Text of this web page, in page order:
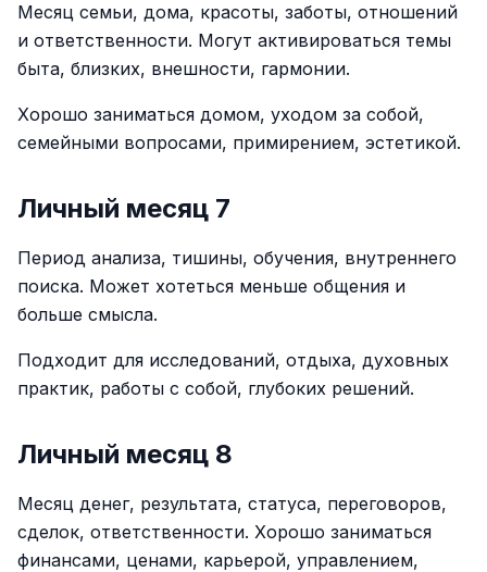
Месяц семьи, дома, красоты, заботы, отношений
и ответственности. Могут активироваться темы
быта, близких, внешности, гармонии.
Хорошо заниматься домом, уходом за собой,
семейными вопросами, примирением, эстетикой.
Личный месяц 7
Период анализа, тишины, обучения, внутреннего
поиска. Может хотеться меньше общения и
больше смысла.
Подходит для исследований, отдыха, духовных
практик, работы с собой, глубоких решений.
Личный месяц 8
Месяц денег, результата, статуса, переговоров,
сделок, ответственности. Хорошо заниматься
финансами, ценами, карьерой, управлением,